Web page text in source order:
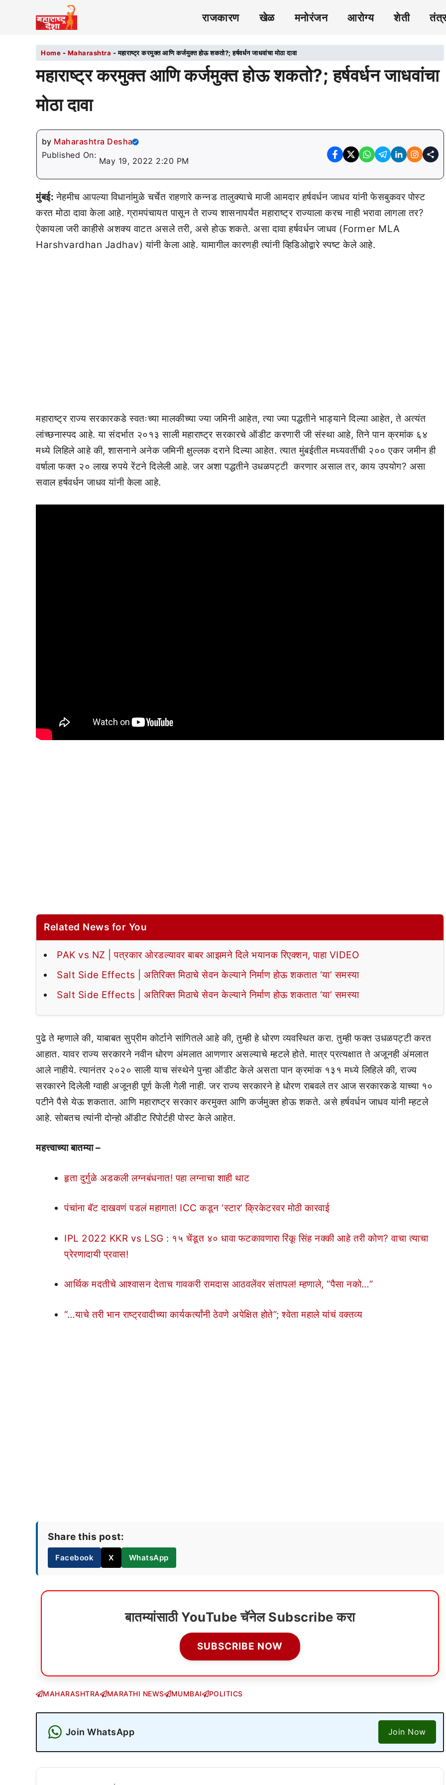
राजकारण खेळ मनोरंजन आरोग्य शेती
Home - Maharashtra -महाराष्ट्र करमुक्त आणि कर्जमुक्त होऊ शकतो?; हर्षवर्धन जाधवांचा मोठा दावा
महाराष्ट्र करमुक्त आणि कर्जमुक्त होऊ शकतो?; हर्षवर्धन जाधवांचा
मोठा दावा
by Maharashtra Desha
Published On:
May 19, 2022 2:20 PM
मुंबई:नेहमीच आपल्या विधानांमुळे चर्चेत राहणारे कन्नड तालुक्याचे माजी आमदार हर्षवर्धन जाधव यांनी फेसबुकवर पोस्ट
करत मोठा दावा केला आहे. ग्रामपंचायत पासून ते राज्य शासनापर्यंत महाराष्ट्र राज्याला करच नाही भरावा लागला तर?
ऐकायला जरी काहीसे अशक्य वाटत असले तरी, असे होऊ शकते. असा दावा हर्षवर्धन जाधव (Former MLA
Harshvardhan Jadhav) यांनी केला आहे. यामागील कारणही त्यांनी व्हिडिओद्वारे स्पष्ट केले आहे.
महाराष्ट्र राज्य सरकारकडे स्वतःच्या मालकीच्या ज्या जमिनी आहेत, त्या ज्या पद्धतीने भाड्याने दिल्या आहेत, ते अत्यंत
लांच्छनास्पद आहे. या संदर्भात २०१३ साली महाराष्ट्र सरकारचे ऑडीट करणारी जी संस्था आहे, तिने पान क्रमांक ६४
मध्ये लिहिले आहे की, शासनाने अनेक जमिनी क्षुल्लक दराने दिल्या आहेत. त्यात मुंबईतील मध्यवर्तीची २०० एकर जमीन ही
वर्षाला फक्त २० लाख रुपये रेंटने दिलेली आहे. जर अशा पद्धतीने उधळपट्टी करणार असाल तर, काय उपयोग? असा
सवाल हर्षवर्धन जाधव यांनी केला आहे.
Related News for You
PAK vs NZ | पत्रकार ओरडल्यावर बाबर आझमने दिले भयानक रिएक्शन, पाहा VIDEO
Salt Side Effects | अतिरिक्त मिठाचे सेवन केल्याने निर्माण होऊ शकतात ‘या’ समस्या
Salt Side Effects | अतिरिक्त मिठाचे सेवन केल्याने निर्माण होऊ शकतात ‘या’ समस्या
पुढे ते म्हणाले की, याबाबत सुप्रीम कोर्टाने सांगितले आहे की, तुम्ही हे धोरण व्यवस्थित करा. तुम्ही फक्त उधळपट्टी करत
आहात. यावर राज्य सरकारने नवीन धोरण अंमलात आणणार असल्याचे म्हटले होते. मात्र प्रत्यक्षात ते अजूनही अंमलात
आले नाहीये. त्यानंतर २०२० साली याच संस्थेने पुन्हा ऑडीट केले असता पान क्रमांक १३१ मध्ये लिहिले की, राज्य
सरकारने दिलेली ग्वाही अजूनही पूर्ण केली गेली नाही. जर राज्य सरकारने हे धोरण राबवले तर आज सरकारकडे याच्या १०
पटीने पैसे येऊ शकतात. आणि महाराष्ट्र सरकार करमुक्त आणि कर्जमुक्त होऊ शकते. असे हर्षवर्धन जाधव यांनी म्हटले
आहे. सोबतच त्यांनी दोन्हो ऑडीट रिपोर्टही पोस्ट केले आहेत.
महत्त्वाच्या बातम्या –
हृता दुर्गुळे अडकली लग्नबंधनात! पहा लग्नाचा शाही थाट
पंचांना बॅट दाखवणं पडलं महागात! ICC कडून ‘स्टार’ क्रिकेटरवर मोठी कारवाई
IPL 2022 KKR vs LSG : १५ चेंडूत ४० धावा फटकावणारा रिंकू सिंह नक्की आहे तरी कोण? वाचा त्याचा
प्रेरणादायी प्रवास!
आर्थिक मदतीचे आश्वासन देताच गावकरी रामदास आठवलेंवर संतापल! म्हणाले, “पैसा नको…”
“…याचे तरी भान राष्ट्रवादीच्या कार्यकर्त्यांनी ठेवणे अपेक्षित होते”; श्वेता महाले यांचं वक्तव्य
Share this post:
Facebook X WhatsApp
बातम्यांसाठी YouTube चॅनेल Subscribe करा
SUBSCRIBE NOW
MAHARASHTRA MARATHI NEWS MUMBAI POLITICS
Join WhatsApp Join Now